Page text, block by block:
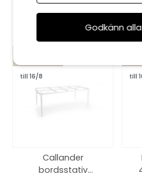
till 16/8
Callander
bordsstativ
till
Godkänn